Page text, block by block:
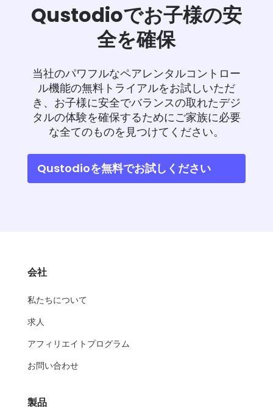
Qustodioでお子様の安
全を確保
当社のパワフルなペアレンタルコントロー
ル機能の無料トライアルをお試しいただ
き、お子様に安全でバランスの取れたデジ
タルの体験を確保するためにご家族に必要
な全てのものを見つけてください。
Qustodioを無料でお試しください
会社
私たちについて
求人
アフィリエイトプログラム
お問い合わせ
製品